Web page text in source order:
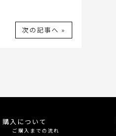
次の記事へ »
購入について
ご購入までの流れ